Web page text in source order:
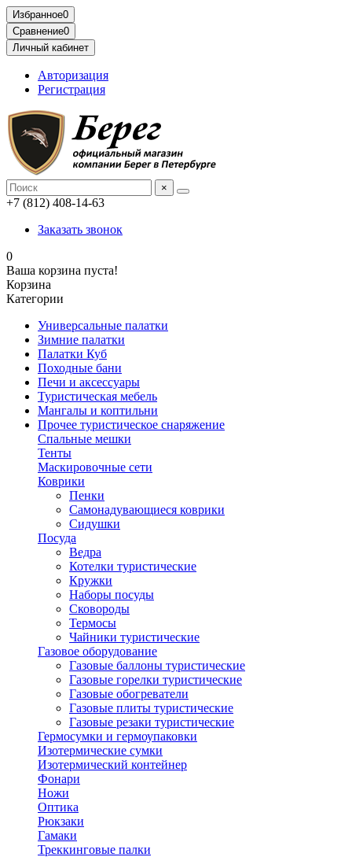
Избранное0
Сравнение0
Личный кабинет
Авторизация
Регистрация
×
+7 (812) 408-14-63
Заказать звонок
0
Ваша корзина пуста!
Корзина
Категории
Универсальные палатки
Зимние палатки
Палатки Куб
Походные бани
Печи и аксессуары
Туристическая мебель
Мангалы и коптильни
Прочее туристическое снаряжение
Спальные мешки
Тенты
Маскировочные сети
Коврики
Пенки
Самонадувающиеся коврики
Сидушки
Посуда
Ведра
Котелки туристические
Кружки
Наборы посуды
Сковороды
Термосы
Чайники туристические
Газовое оборудование
Газовые баллоны туристические
Газовые горелки туристические
Газовые обогреватели
Газовые плиты туристические
Газовые резаки туристические
Гермосумки и гермоупаковки
Изотермические сумки
Изотермический контейнер
Фонари
Ножи
Оптика
Рюкзаки
Гамаки
Треккинговые палки